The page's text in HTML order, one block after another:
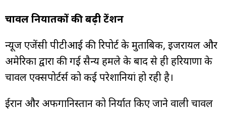
चावल निर्यातकों की बढ़ी टेंशन
न्यूज एजेंसी पीटीआई की रिपोर्ट के मुताबिक, इजरायल और
अमेरिका द्वारा की गई सैन्य हमले के बाद से ही हरियाणा के
चावल एक्सपोर्टर्स को कई परेशानियां हो रही है।
ईरान और अफगानिस्तान को निर्यात किए जाने वाली चावल